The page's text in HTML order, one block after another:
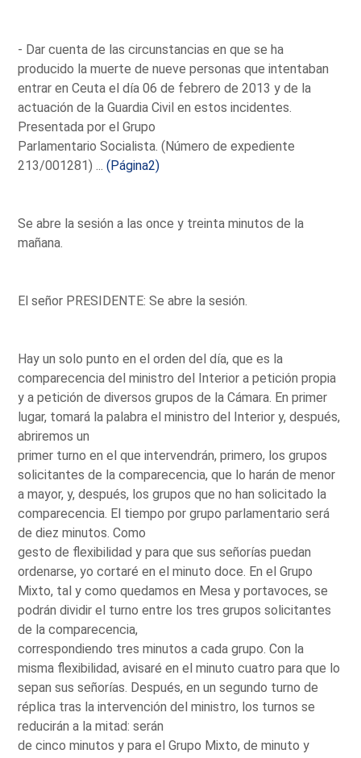
- Dar cuenta de las circunstancias en que se ha
producido la muerte de nueve personas que intentaban
entrar en Ceuta el día 06 de febrero de 2013 y de la
actuación de la Guardia Civil en estos incidentes.
Presentada por el Grupo
Parlamentario Socialista. (Número de expediente
213/001281) ...(Página2)
Se abre la sesión a las once y treinta minutos de la
mañana.
El señor PRESIDENTE: Se abre la sesión.
Hay un solo punto en el orden del día, que es la
comparecencia del ministro del Interior a petición propia
y a petición de diversos grupos de la Cámara. En primer
lugar, tomará la palabra el ministro del Interior y, después,
abriremos un
primer turno en el que intervendrán, primero, los grupos
solicitantes de la comparecencia, que lo harán de menor
a mayor, y, después, los grupos que no han solicitado la
comparecencia. El tiempo por grupo parlamentario será
de diez minutos. Como
gesto de flexibilidad y para que sus señorías puedan
ordenarse, yo cortaré en el minuto doce. En el Grupo
Mixto, tal y como quedamos en Mesa y portavoces, se
podrán dividir el turno entre los tres grupos solicitantes
de la comparecencia,
correspondiendo tres minutos a cada grupo. Con la
misma flexibilidad, avisaré en el minuto cuatro para que lo
sepan sus señorías. Después, en un segundo turno de
réplica tras la intervención del ministro, los turnos se
reducirán a la mitad: serán
de cinco minutos y para el Grupo Mixto, de minuto y